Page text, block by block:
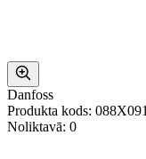
Danfoss
Produkta kods:
Noliktavā: 0